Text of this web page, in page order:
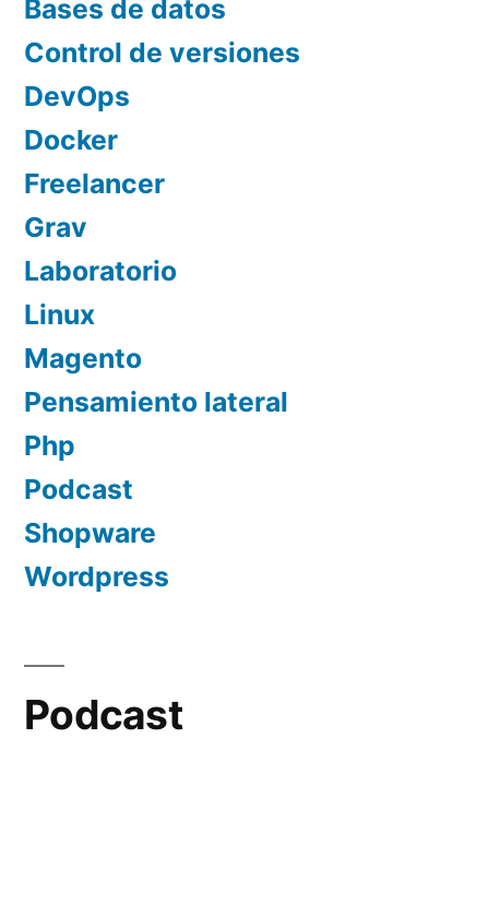
Bases de datos
Control de versiones
DevOps
Docker
Freelancer
Grav
Laboratorio
Linux
Magento
Pensamiento lateral
Php
Podcast
Shopware
Wordpress
Podcast